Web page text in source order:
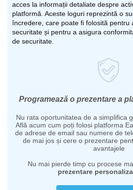
acces la informații detaliate despre
platformă. Aceste loguri reprezintă o
încredere, care poate fi folosită pentru
securitate și pentru a asigura
de securitate.
Programează o prezentare a
Nu rata oportunitatea de a simplifica
Află acum cum poți folosi platforma
de adrese de email sau numere de
de mai jos și cere o prezentare
avantajele
Nu mai pierde timp cu procese
prezentare